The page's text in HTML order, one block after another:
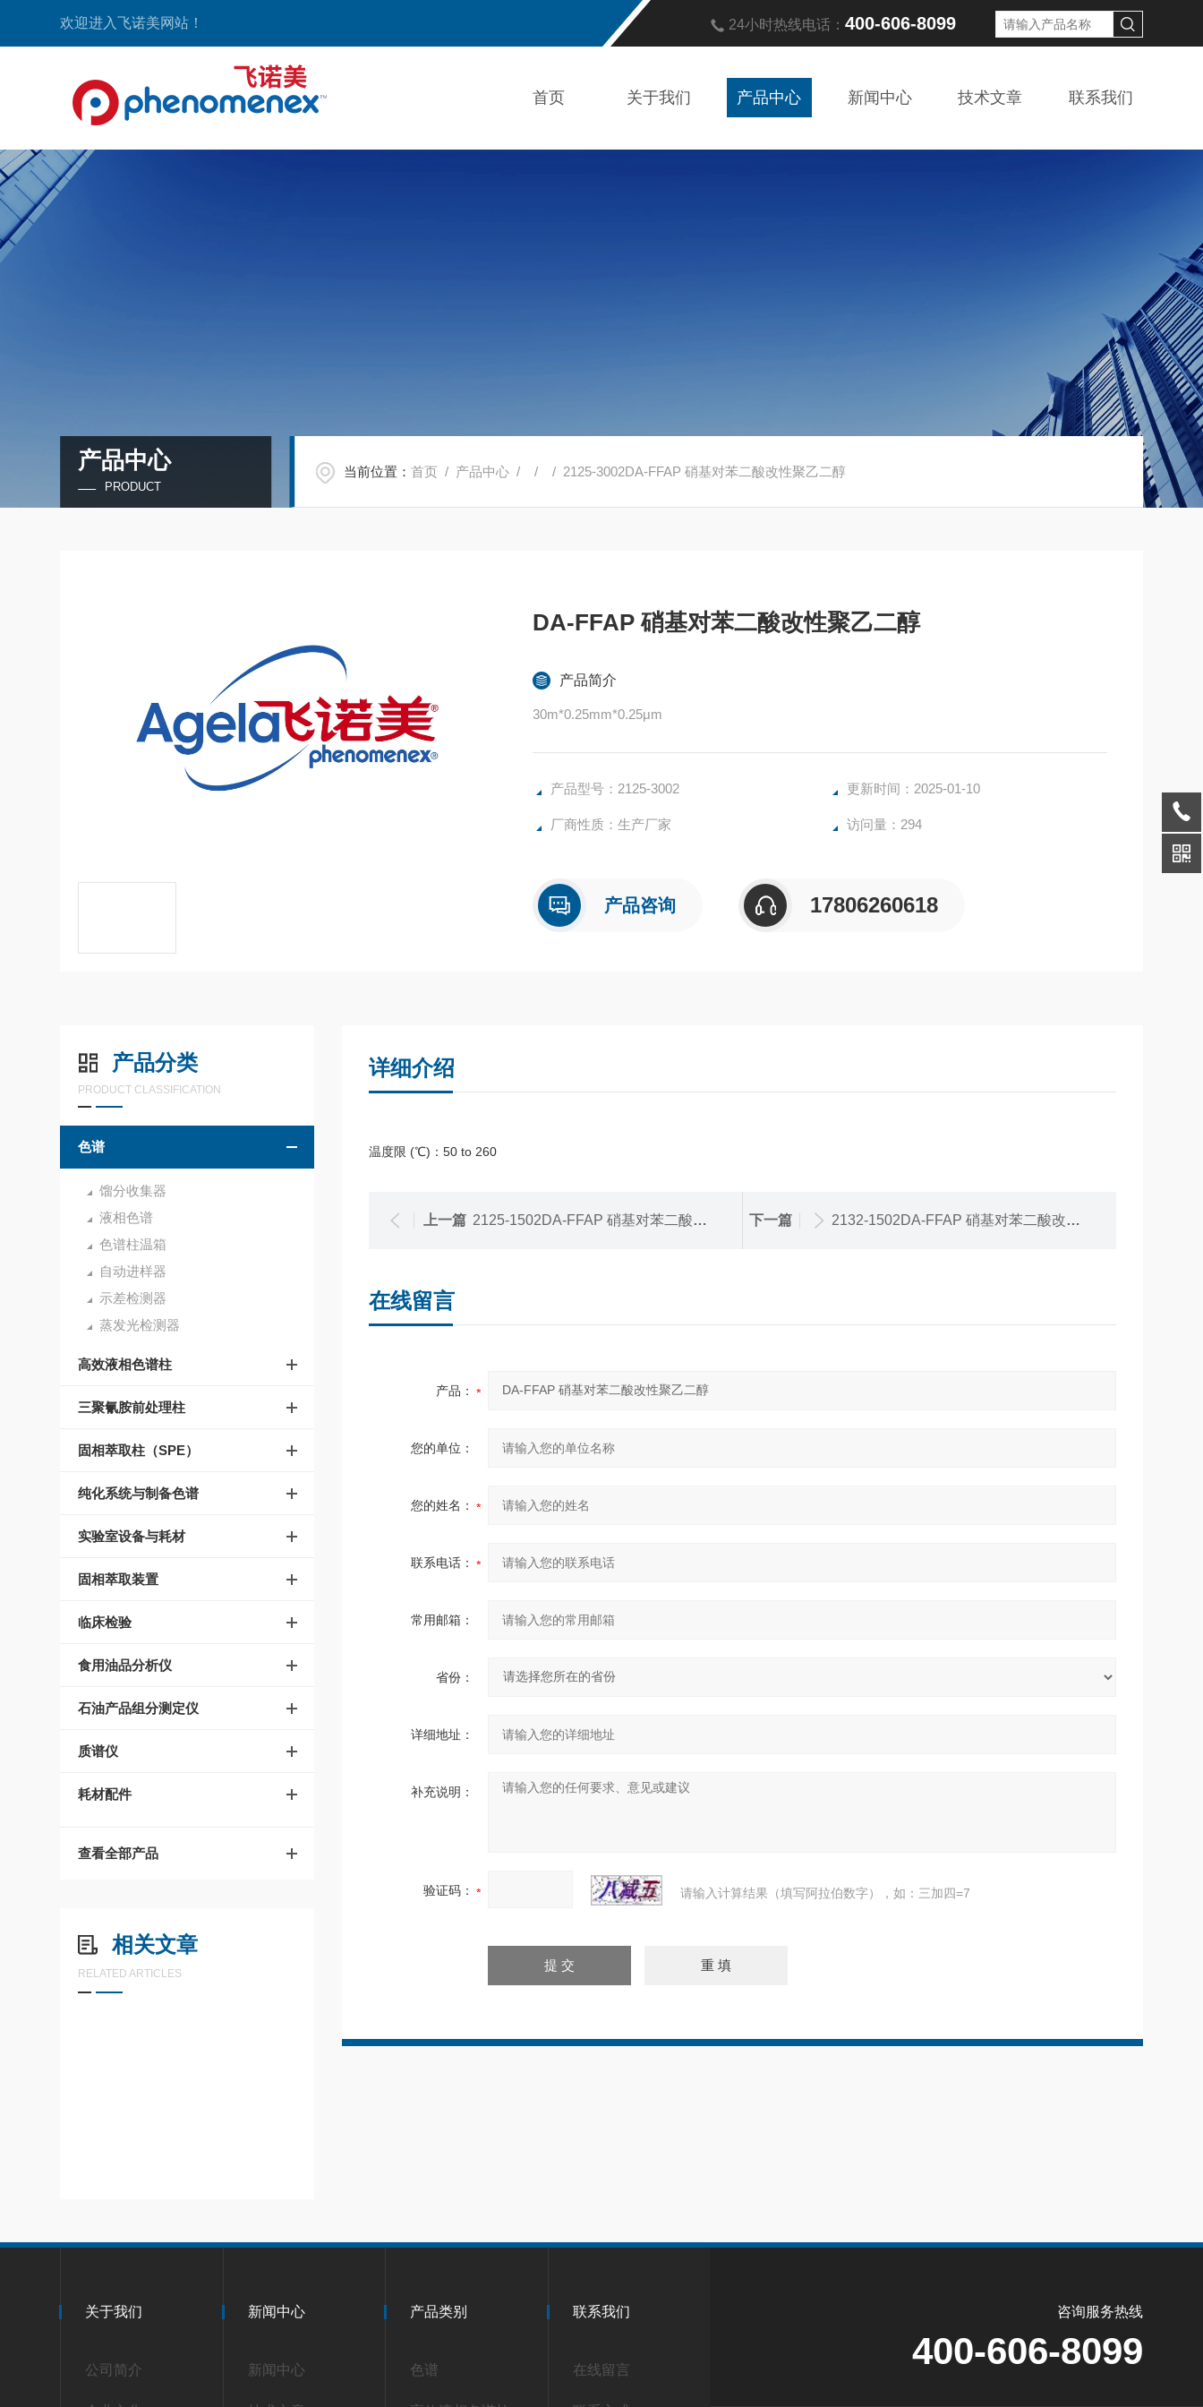
欢迎进入飞诺美网站！ 24小时热线电话： 400-606-8099
首页 关于我们 产品中心 新闻中心 技术文章 联系我们
产品中心
PRODUCT
当前位置：首页 / 产品中心 / / / 2125-3002DA-FFAP 硝基对苯二酸改性聚乙二醇
DA-FFAP 硝基对苯二酸改性聚乙二醇
产品简介
30m*0.25mm*0.25μm
产品型号：2125-3002 更新时间：2025-01-10
厂商性质：生产厂家 访问量：294
产品咨询 17806260618
产品分类
PRODUCT CLASSIFICATION
色谱
馏分收集器
液相色谱
色谱柱温箱
自动进样器
示差检测器
蒸发光检测器
高效液相色谱柱
三聚氰胺前处理柱
固相萃取柱（SPE）
纯化系统与制备色谱
实验室设备与耗材
固相萃取装置
临床检验
食用油品分析仪
石油产品组分测定仪
质谱仪
耗材配件
查看全部产品
相关文章
RELATED ARTICLES
详细介绍
温度限 (℃)：50 to 260
上一篇 2125-1502DA-FFAP 硝基对苯二酸改性聚乙二醇 下一篇 2132-1502DA-FFAP 硝基对苯二酸改性聚乙二醇
在线留言
产品：
您的单位：
您的姓名：
联系电话：
常用邮箱：
省份：
详细地址：
补充说明：
验证码： 请输入计算结果（填写阿拉伯数字），如：三加四=7
关于我们
公司简介
新闻中心
新闻中心
产品类别
色谱
联系我们
在线留言
咨询服务热线
400-606-8099